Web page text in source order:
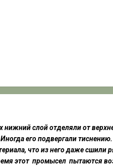
слой отделяли от
его подвергали
что из него даже сшили
этот промысел пытаются